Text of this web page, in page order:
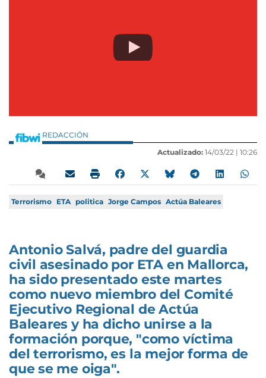
REDACCIÓN
Actualizado: 14/03/22 | 10:26
Terrorismo ETA politica Jorge Campos Actúa Baleares
Antonio Salvá, padre del guardia
civil asesinado por ETA en Mallorca,
ha sido presentado este martes
como nuevo miembro del Comité
Ejecutivo Regional de Actúa
Baleares y ha dicho unirse a la
formación porque, "como víctima
del terrorismo, es la mejor forma de
que se me oiga".